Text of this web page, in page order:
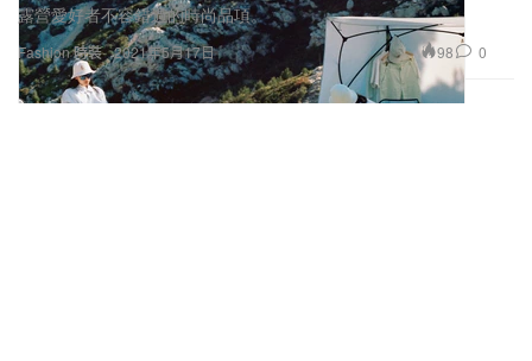
Fashion 時裝
露營愛好者不容錯過的時尚品項。
2021年5月17日 98 0